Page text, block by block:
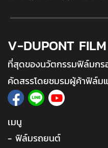
V-DUPONT FILM
ที่สุดของนวัตกรรมฟิล์มกร
คัดสรรโดยชมรมผู้ค้าฟิล์มแ
เมนู
- ฟิล์มรถยนต์